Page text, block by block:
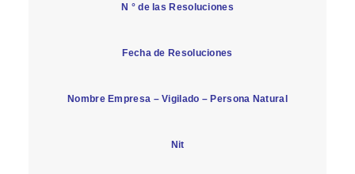
N ° de las Resoluciones
Fecha de Resoluciones
Nombre Empresa – Vigilado – Persona Natural
Nit